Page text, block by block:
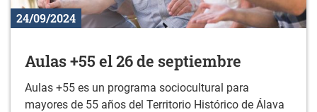
24/09/2024
Aulas +55 el 26 de septiembre
Aulas +55 es un programa sociocultural para
mayores de 55 años del Territorio Histórico de Álava